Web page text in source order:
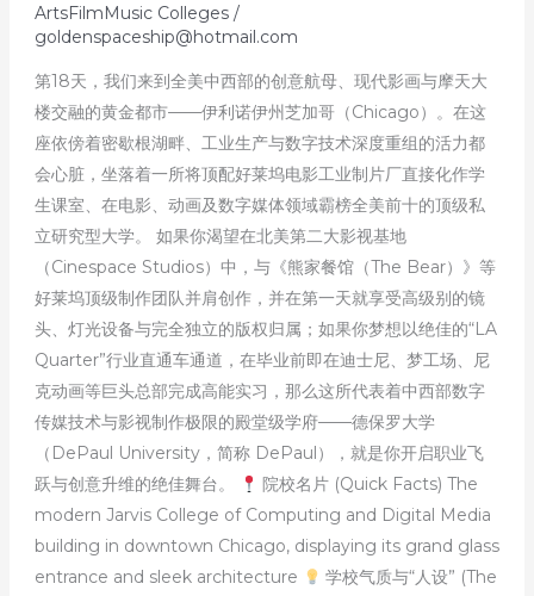
大
学
(Academy
of
Art
University)
ArtsFilmMusic Colleges/
goldenspaceship@hotmail.com
第18天，我们来到全美中西部的创意航母、现代影画与摩天大
楼交融的黄金都市——伊利诺伊州芝加哥（Chicago）。在这
座依傍着密歇根湖畔、工业生产与数字技术深度重组的活力都
会心脏，坐落着一所将顶配好莱坞电影工业制片厂直接化作学
生课室、在电影、动画及数字媒体领域霸榜全美前十的顶级私
立研究型大学。 如果你渴望在北美第二大影视基地
（Cinespace Studios）中，与《熊家餐馆（The Bear）》等
好莱坞顶级制作团队并肩创作，并在第一天就享受高级别的镜
头、灯光设备与完全独立的版权归属；如果你梦想以绝佳的“LA
Quarter”行业直通车通道，在毕业前即在迪士尼、梦工场、尼
克动画等巨头总部完成高能实习，那么这所代表着中西部数字
传媒技术与影视制作极限的殿堂级学府——德保罗大学
（DePaul University，简称 DePaul），就是你开启职业飞
跃与创意升维的绝佳舞台。
院校名片 (Quick Facts) The
modern Jarvis College of Computing and Digital Media
building in downtown Chicago, displaying its grand glass
entrance and sleek architecture
学校气质与“人设” (The